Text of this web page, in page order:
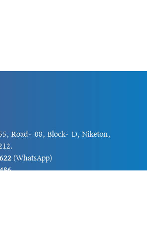
Road-08, Block-D, Niketon,
(WhatsApp)